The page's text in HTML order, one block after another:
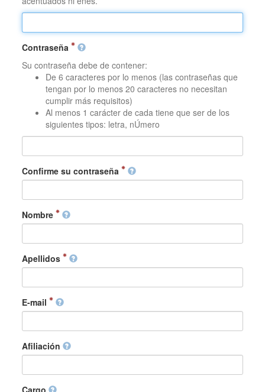
Contraseña
Su contraseña debe de contener:
De 6 caracteres por lo menos (las contraseñas que
tengan por lo menos 20 caracteres no necesitan
cumplir más requisitos)
Al menos 1 carácter de cada tiene que ser de los
siguientes tipos: letra, nÚmero
Confirme su contraseña
Nombre
Apellidos
E-mail
Afiliación
Cargo